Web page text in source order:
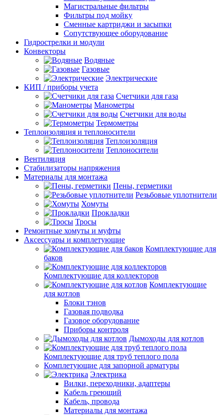
Магистральные фильтры
Фильтры под мойку
Сменные картриджи и засыпки
Сопутствующее оборудование
Гидрострелки и модули
Конвекторы
Водяные
Газовые
Электрические
КИП / приборы учета
Счетчики для газа
Манометры
Счетчики для воды
Термометры
Теплоизоляция и теплоносители
Теплоизоляция
Теплоносители
Вентиляция
Стабилизаторы напряжения
Материалы для монтажа
Пены, герметики
Резьбовые уплотнители
Хомуты
Прокладки
Тросы
Ремонтные хомуты и муфты
Аксессуары и комплетующие
Комплектующие для
баков
Комплектующие для коллекторов
Комплектующие
для котлов
Блоки тэнов
Газовая подводка
Газовое оборудование
Приборы контроля
Дымоходы для котлов
Комплектующие для труб теплого пола
Комплетующие для запорной арматуры
Электрика
Вилки, переходники, адаптеры
Кабель греющий
Кабель, провода
Материалы для монтажа